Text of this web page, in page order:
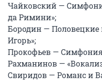
Чайковский —
да Римини»;
Бородин — Половецкие
Игорь»;
Прокофьев — Симфония
Рахманинов —
Свиридов — Романс и